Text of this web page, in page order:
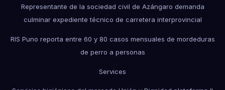
Representante de la sociedad civil de Azángaro demanda
culminar expediente técnico de carretera interprovincial
RIS Puno reporta entre 60 y 80 casos mensuales de mordeduras
de perro a personas
Services